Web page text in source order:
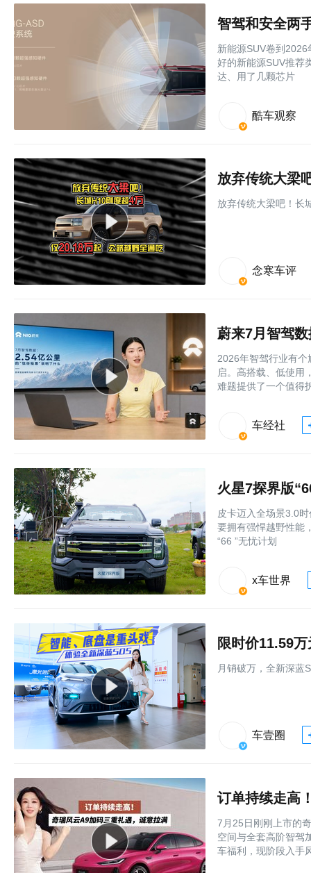
智驾和安全两
新能源SUV卷到
好的新能源SUV推荐
达、用了几颗芯片
酷车观察
放弃传统大梁吧！长
念寒车评
蔚来7月智驾
2026年智驾行业有
启。高搭载、低使用
难题提供了一个值得
车经社
火星7探界版
皮卡迈入全场景3.0
要拥有强悍越野性能
“66 ”无忧计划
x车世界
限时价11.59
月销破万，全新深蓝
车壹圈
订单持续走高
7月25日刚刚上市的
空间与全套高阶智驾
车福利，现阶段入手